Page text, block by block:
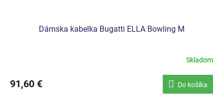
Dámska kabelka Bugatti ELLA Bowling M
Skladom
91,60 € Do košíka